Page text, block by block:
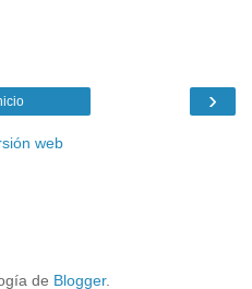
›
web
de Blogger.